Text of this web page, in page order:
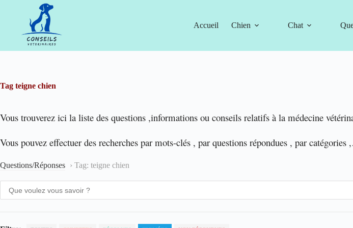
Accueil Chien Chat
Tag teigne chien
Vous trouverez ici la liste des questions ,informations ou conseils relatifs à la médecine
Vous pouvez effectuer des recherches par mots-clés , par questions répondues , par
Questions/Réponses › Tag: teigne chien